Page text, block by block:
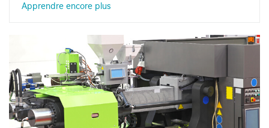
Apprendre encore plus